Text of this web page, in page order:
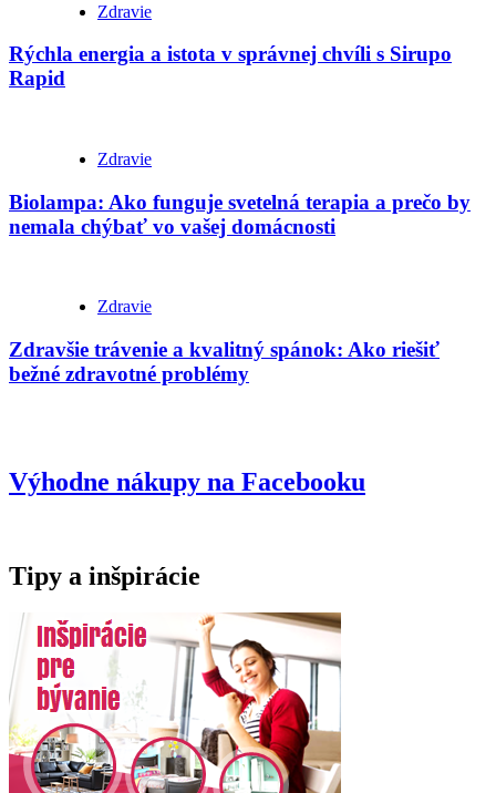
Zdravie
Rýchla energia a istota v správnej chvíli s Sirupo
Rapid
Zdravie
Biolampa: Ako funguje svetelná terapia a prečo by
nemala chýbať vo vašej domácnosti
Zdravie
Zdravšie trávenie a kvalitný spánok: Ako riešiť
bežné zdravotné problémy
Výhodne nákupy na Facebooku
Tipy a inšpirácie